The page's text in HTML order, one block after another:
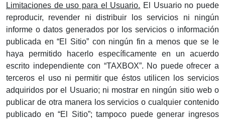
Limitaciones de uso para el Usuario. El Usuario no puede
reproducir, revender ni distribuir los servicios ni ningún
informe o datos generados por los servicios o información
publicada en “El Sitio” con ningún fin a menos que se le
haya permitido hacerlo específicamente en un acuerdo
escrito independiente con “TAXBOX”. No puede ofrecer a
terceros el uso ni permitir que éstos utilicen los servicios
adquiridos por el Usuario; ni mostrar en ningún sitio web o
publicar de otra manera los servicios o cualquier contenido
publicado en “El Sitio”; tampoco puede generar ingresos